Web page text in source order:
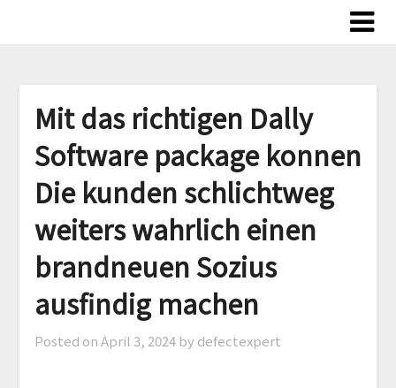
Mit das richtigen Dally
Software package konnen
Die kunden schlichtweg
weiters wahrlich einen
brandneuen Sozius
ausfindig machen
Posted onApril 3, 2024 by defectexpert